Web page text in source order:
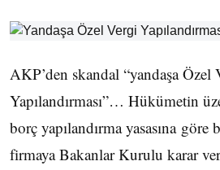
AKP’den skandal “yandaşa Özel
Yapılandırması”… Hükümetin
borç yapılandırma yasasına göre
firmaya Bakanlar Kurulu karar